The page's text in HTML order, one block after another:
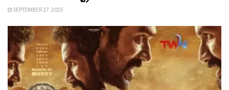
SEPTEMBER 27, 2025